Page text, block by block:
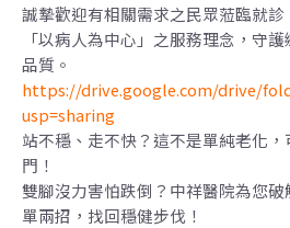
誠摯歡迎有相關需求之民眾蒞臨就
「以病人為中心」之服務理念，守
品質。
https://drive.google.com/drive/
usp=sharing
站不穩、走不快？這不是單純老化
門！
雙腳沒力害怕跌倒？中祥醫院為您
單兩招，找回穩健步伐！